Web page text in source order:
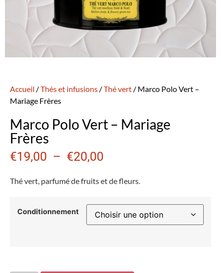
Accueil /Thés et infusions /Thé vert / Marco Polo Vert –
Mariage Frères
Marco Polo Vert – Mariage
Frères
€19,00 – €20,00
Thé vert, parfumé de fruits et de fleurs.
Conditionnement